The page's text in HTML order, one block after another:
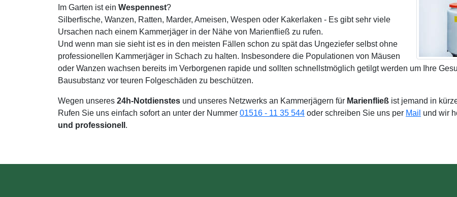
Im Garten ist ein Wespennest?
Silberfische, Wanzen, Ratten, Marder, Ameisen, Wespen oder Kakerlaken - Es gibt sehr viele
Ursachen nach einem Kammerjäger in der Nähe von Marienfließ zu rufen.
Und wenn man sie sieht ist es in den meisten Fällen schon zu spät das Ungeziefer selbst ohne
professionellen Kammerjäger in Schach zu halten. Insbesondere die Populationen von Mäusen
oder Wanzen wachsen bereits im Verborgenen rapide und sollten schnellstmöglich getilgt werden um Ihre
Bausubstanz vor teuren Folgeschäden zu beschützen.
Wegen unseres 24h-Notdienstes und unseres Netzwerks an Kammerjägern für Marienfließ ist jemand in
Rufen Sie uns einfach sofort an unter der Nummer 01516 - 11 35 544 oder schreiben Sie uns per Mail und wir
und professionell .